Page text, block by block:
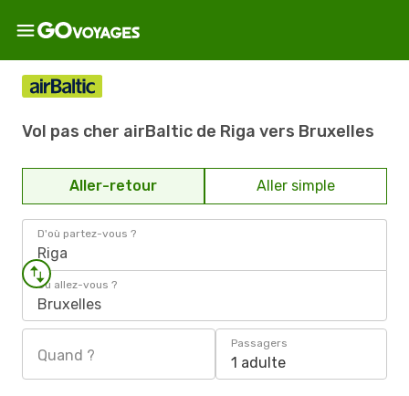
Vol pas cher airBaltic de Riga vers Bruxelles
Aller-retour Aller simple
D'où partez-vous ?
Riga
Où allez-vous ?
Bruxelles
Quand ?
Passagers
1 adulte